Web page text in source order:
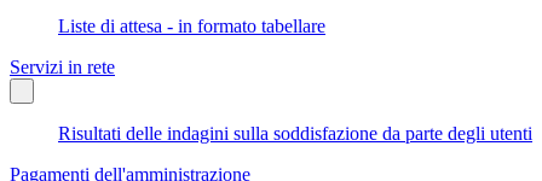
Liste di attesa - in formato tabellare
Servizi in rete
Risultati delle indagini sulla soddisfazione da parte degli utenti
Pagamenti dell'amministrazione